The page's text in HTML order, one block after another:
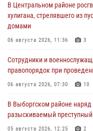
В Центральном районе
хулигана, стрелявшего из
домами
06 августа 2026, 11:36 3
Сотрудники и
правопорядок при
06 августа 2026, 07:30 10
В Выборгском районе
разыскиваемый преступный
05 августа 2026, 12:25 2